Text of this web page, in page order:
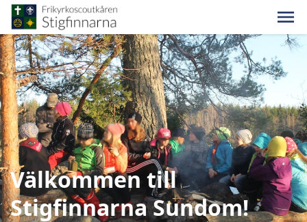
Välkommen till
Stigfinnarna Sundom!